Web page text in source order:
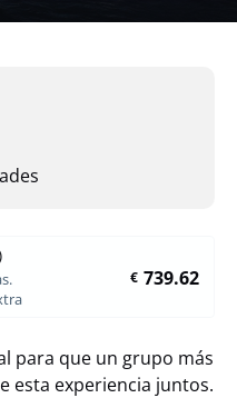
€ 739.62
para que un grupo más
esta experiencia juntos.